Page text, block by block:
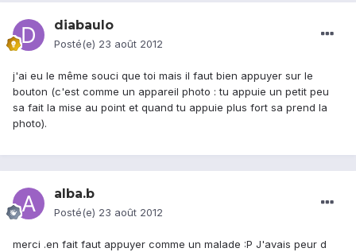
diabaulo
Posté(e) 23 août 2012
j'ai eu le même souci que toi mais il faut bien appuyer sur le
bouton (c'est comme un appareil photo : tu appuie un petit peu
sa fait la mise au point et quand tu appuie plus fort sa prend la
photo).
alba.b
Posté(e) 23 août 2012
merci .en fait faut appuyer comme un malade :P J'avais peur d